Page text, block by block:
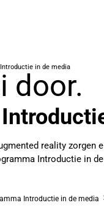
door.
in de media
reality
Introductie in
Introductie in de media